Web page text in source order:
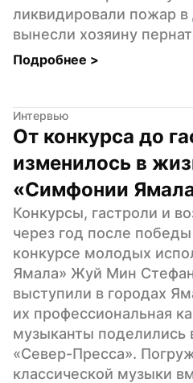
ликвидировали пожар
вынесли хозяину
Подробнее >
Интервью
От конкурса до
изменилось в
«Симфонии
Конкурсы, гастроли и
через год после
конкурсе молодых
Ямала» Жуй Мин
выступили в городах
их профессиональная
музыканты поделились
«Север-Пресса».
классической музыки